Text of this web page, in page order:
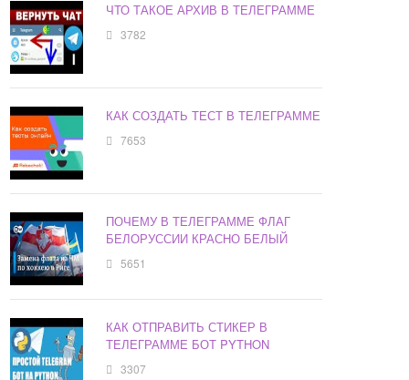
ЧТО ТАКОЕ АРХИВ В ТЕЛЕГРАММЕ
3782
КАК СОЗДАТЬ ТЕСТ В ТЕЛЕГРАММЕ
7653
ПОЧЕМУ В ТЕЛЕГРАММЕ ФЛАГ
БЕЛОРУССИИ КРАСНО БЕЛЫЙ
5651
КАК ОТПРАВИТЬ СТИКЕР В
ТЕЛЕГРАММЕ БОТ PYTHON
3307